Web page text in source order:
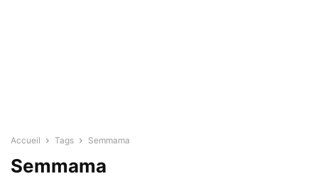
Accueil Tags Semmama
Semmama